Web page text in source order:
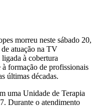
morreu neste sábado 20,
atuação na TV
à cobertura
formação de profissionais
últimas décadas.
uma Unidade de Terapia
Durante o atendimento